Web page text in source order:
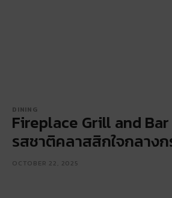
DINING
Fireplace Grill and
รสชาติคลาสสิกใจกลาง
OCTOBER 22, 2025